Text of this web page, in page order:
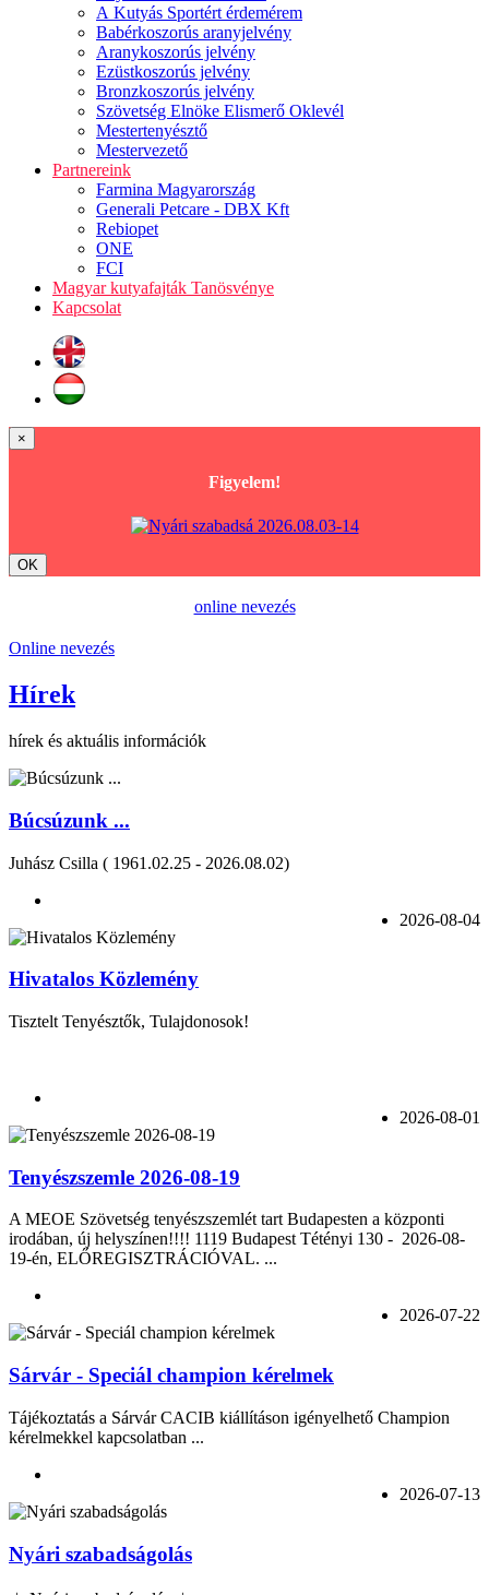
A Kutyás Sportért érdemérem
Babérkoszorús aranyjelvény
Aranykoszorús jelvény
Ezüstkoszorús jelvény
Bronzkoszorús jelvény
Szövetség Elnöke Elismerő Oklevél
Mestertenyésztő
Mestervezető
Partnereink
Farmina Magyarország
Generali Petcare - DBX Kft
Rebiopet
ONE
FCI
Magyar kutyafajták Tanösvénye
Kapcsolat
×
Figyelem!
OK
online nevezés
Online nevezés
Hírek
hírek és aktuális információk
Búcsúzunk ...
Juhász Csilla ( 1961.02.25 - 2026.08.02)
2026-08-04
Hivatalos Közlemény
Tisztelt Tenyésztők, Tulajdonosok!
2026-08-01
Tenyészszemle 2026-08-19
A MEOE Szövetség tenyészszemlét tart Budapesten a központi
irodában, új helyszínen!!!! 1119 Budapest Tétényi 130 - 2026-08-
19-én, ELŐREGISZTRÁCIÓVAL. ...
2026-07-22
Sárvár - Speciál champion kérelmek
Tájékoztatás a Sárvár CACIB kiállításon igényelhető Champion
kérelmekkel kapcsolatban ...
2026-07-13
Nyári szabadságolás